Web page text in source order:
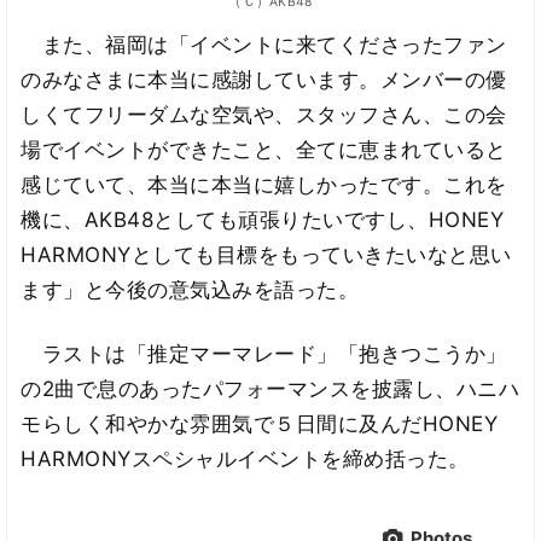
また、福岡は「イベントに来てくださったファン
のみなさまに本当に感謝しています。メンバーの優
しくてフリーダムな空気や、スタッフさん、この会
場でイベントができたこと、全てに恵まれていると
感じていて、本当に本当に嬉しかったです。これを
機に、AKB48としても頑張りたいですし、HONEY
HARMONYとしても目標をもっていきたいなと思い
ます」と今後の意気込みを語った。
ラストは「推定マーマレード」「抱きつこうか」
の2曲で息のあったパフォーマンスを披露し、ハニハ
モらしく和やかな雰囲気で５日間に及んだHONEY
HARMONYスペシャルイベントを締め括った。